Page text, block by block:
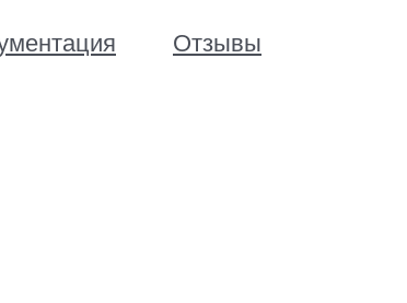
Отзывы